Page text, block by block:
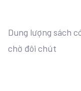
Dung lượng sách
chờ đôi chút